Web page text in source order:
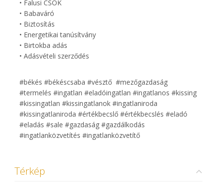
• Falusi CSOK
• Babaváró
• Biztosítás
• Energetikai tanúsítvány
• Birtokba adás
• Adásvételi szerződés
#békés #békéscsaba #vésztő #mezőgazdaság
#termelés #ingatlan #eladóingatlan #ingatlanos #kissing
#kissingatlan #kissingatlanok #ingatlaniroda
#kissingatlaniroda #értékbecslő #értékbecslés #eladó
#eladás #sale #gazdaság #gazdálkodás
#ingatlanközvetítés #ingatlanközvetítő
Térkép